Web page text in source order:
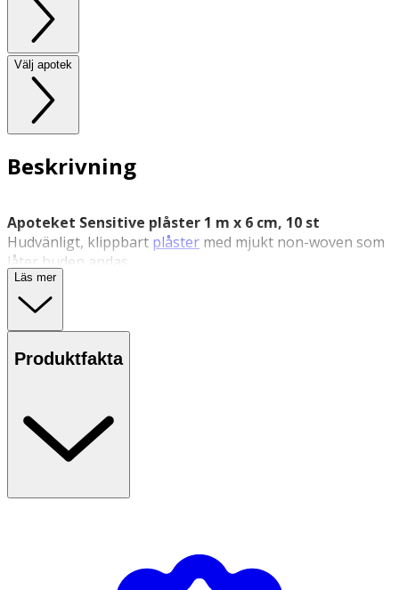
Välj apotek
Beskrivning
Apoteket Sensitive plåster 1 m x 6 cm, 10 st
Hudvänligt, klippbart plåster med mjukt non-woven som
låter huden andas.
Plåster för känslig hud med extra mjukt ytskikt i non-
woven-material. Låter huden andas, har god häftförmåga
och är skonsamt att avlägsna. Levereras som ark som
klipps till önskad storlek. Total längd motsvarar 1 meter
· Hudvänligt och andande non-woven-material
Läs mer
Produktfakta